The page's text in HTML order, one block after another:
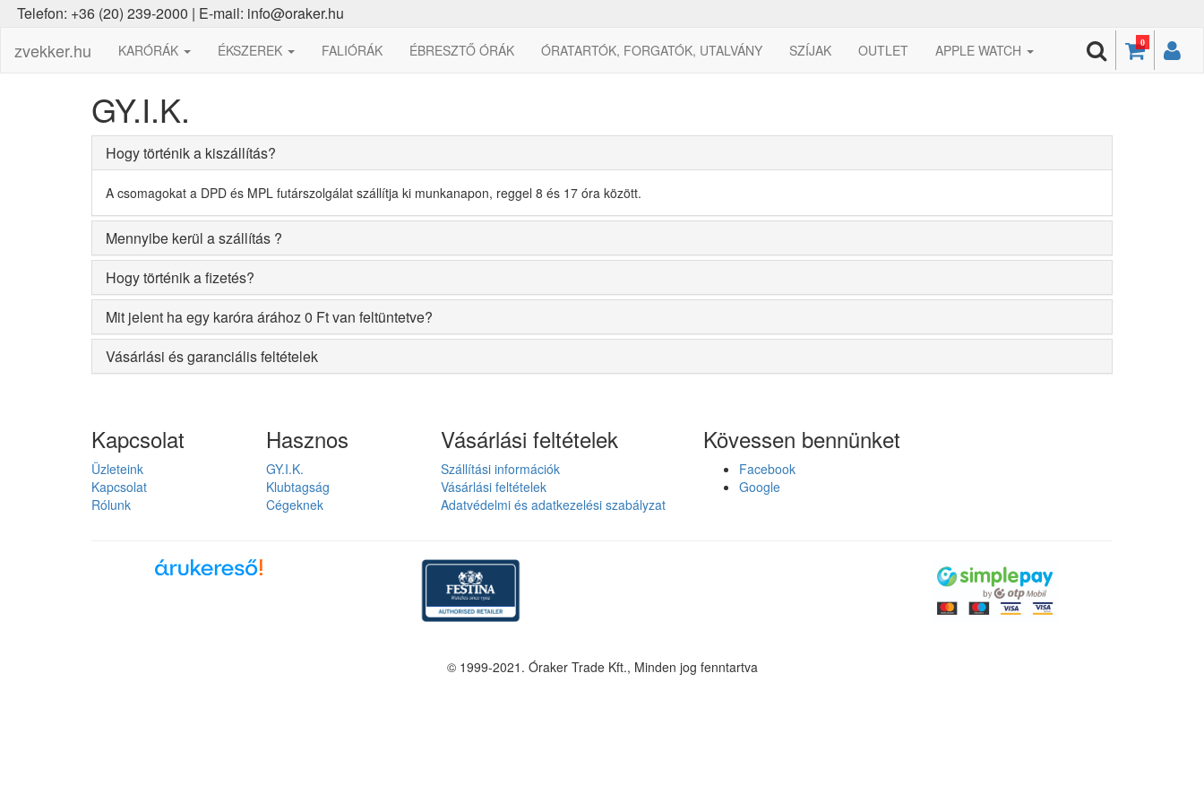
Telefon: +36 (20) 239-2000 | E-mail: info@oraker.hu
zvekker.hu 0
KARÓRÁK ÉKSZEREK FALIÓRÁK ÉBRESZTŐ ÓRÁK ÓRATARTÓK, FORGATÓK, UTALVÁNY SZÍJAK OUTLET APPLE WATCH
GY.I.K.
Hogy történik a kiszállítás?
A csomagokat a DPD és MPL futárszolgálat szállítja ki munkanapon, reggel 8 és 17 óra között.
Mennyibe kerül a szállítás ?
Hogy történik a fizetés?
Mit jelent ha egy karóra árához 0 Ft van feltüntetve?
Vásárlási és garanciális feltételek
Kapcsolat
Üzleteink
Kapcsolat
Rólunk
Hasznos
GY.I.K.
Klubtagság
Cégeknek
Vásárlási feltételek
Szállítási információk
Vásárlási feltételek
Adatvédelmi és adatkezelési szabályzat
Kövessen bennünket
Facebook
Google
© 1999-2021. Óraker Trade Kft., Minden jog fenntartva